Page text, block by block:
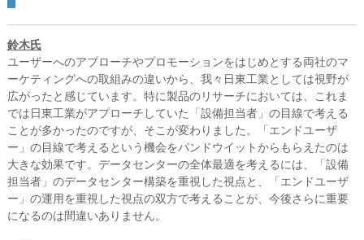
鈴木氏
ユーザーへのアプローチやプロモーションをはじめとする両社のマ
ーケティングへの取組みの違いから、我々日東工業としては視野が
広がったと感じています。特に製品のリサーチにおいては、これま
では日東工業がアプローチしていた「設備担当者」の目線で考える
ことが多かったのですが、そこが変わりました。「エンドユーザ
ー」の目線で考えるという機会をパンドウイットからもらえたのは
大きな効果です。データセンターの全体最適を考えるには、「設備
担当者」のデータセンター構築を重視した視点と、「エンドユーザ
ー」の運用を重視した視点の双方で考えることが、今後さらに重要
になるのは間違いありません。